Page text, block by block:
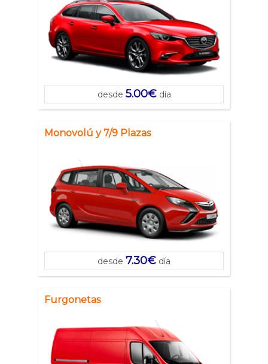
desde 5.00€día
Monovolú y 7/9 Plazas
desde 7.30€ día
Furgonetas